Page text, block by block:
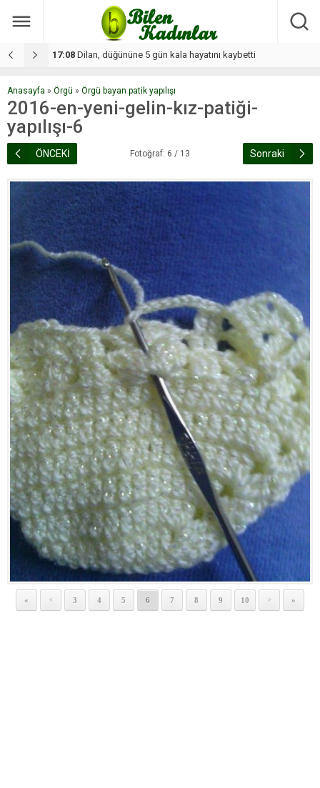
17:08 Dilan, düğününe 5 gün kala hayatını kaybetti
Anasayfa » Örgü » Örgü bayan patik yapılışı
2016-en-yeni-gelin-kız-patiği-
yapılışı-6
ÖNCEKİ Fotoğraf: 6 / 13 Sonraki
« < 3 4 5 6 7 8 9 10 > »